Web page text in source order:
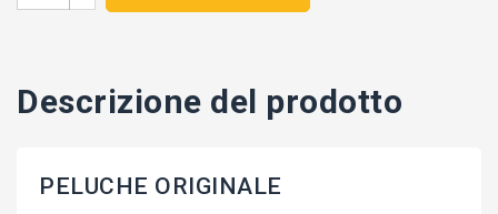
Descrizione del prodotto
PELUCHE ORIGINALE